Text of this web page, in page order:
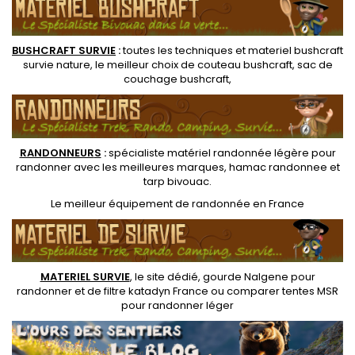
BUSHCRAFT SURVIE :toutes les techniques etmateriel bushcraft
survie nature, le meilleur choix de couteau bushcraft, sac de
couchage bushcraft,
RANDONNEURS :spécialiste matériel randonnée légère pour
randonner avec les meilleures marques, hamac randonnee et
tarp bivouac.
Le meilleur équipement de randonnée en France
MATERIEL SURVIE, le site dédié, gourde Nalgene pour
randonneret defiltre katadyn France ou comparer tentes MSR
pour randonner léger